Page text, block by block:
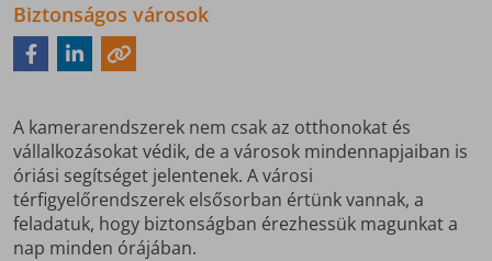
Biztonságos városok
A kamerarendszerek nem csak az otthonokat és
vállalkozásokat védik, de a városok mindennapjaiban is
óriási segítséget jelentenek. A városi
térfigyelőrendszerek elsősorban értünk vannak, a
feladatuk, hogy biztonságban érezhessük magunkat a
nap minden órájában.